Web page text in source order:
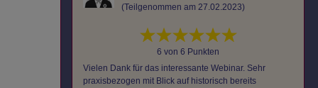
(Teilgenommen am 27.02.2023)
6 von 6 Punkten
Vielen Dank für das interessante Webinar. Sehr
praxisbezogen mit Blick auf historisch bereits